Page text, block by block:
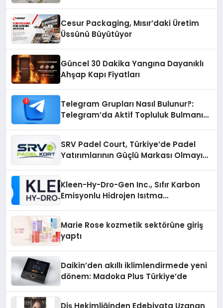
Cesur Packaging, Mısır’daki Üretim
Üssünü Büyütüyor
Güncel 30 Dakika Yangına Dayanıklı
Ahşap Kapı Fiyatları
Telegram Grupları Nasıl Bulunur?:
Telegram’da Aktif Topluluk Bulmanın
SRV Padel Court, Türkiye’de Padel
Yatırımlarının Güçlü Markası Olmayı
Kleen-Hy-Dro-Gen Inc., Sıfır Karbon
Emisyonlu Hidrojen Isıtma
Marie Rose kozmetik sektörüne giriş
yaptı
Daikin’den akıllı iklimlendirmede yeni
dönem: Madoka Plus Türkiye’de
Diş Hekimliğinden Edebiyata Uzanan